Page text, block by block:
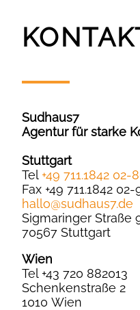
Sudhaus7
Agentur für starke
Stuttgart
Tel +49 711.1842 02-
Fax +49 711.1842 02-
hallo@sudhaus7.de
Sigmaringer Straße
70567 Stuttgart
Wien
Tel +43 720 882013
Schenkenstraße 2
1010 Wien